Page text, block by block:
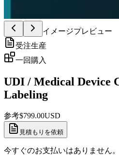
イメージプレビュー
受注生産
一回購入
UDI / Medical Device
Labeling
参考$799.00USD
見積もりを依頼
今すぐのお支払いはありません